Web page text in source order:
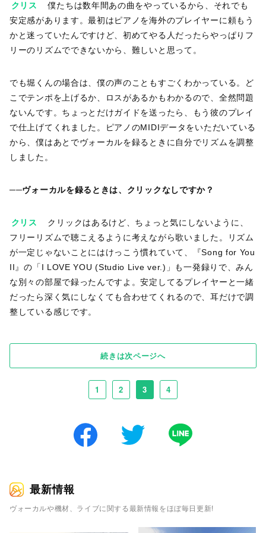
クリス
僕たちは数年間あの曲をやっているから、それでも
安定感があります。最初はピアノを海外のプレイヤーに頼もう
かと迷っていたんですけど、初めてやる人だったらやっぱりフ
リーのリズムでできないから、難しいと思って。
でも堀くんの場合は、僕の声のこともすごくわかっている。ど
こでテンポを上げるか、ロスがあるかもわかるので、全然問題
ないんです。ちょっとだけガイドを送ったら、もう彼のプレイ
で仕上げてくれました。ピアノのMIDIデータをいただいている
から、僕はあとでヴォーカルを録るときに自分でリズムを調整
しました。
──ヴォーカルを録るときは、クリックなしですか？
クリス
クリックはあるけど、ちょっと気にしないように、
フリーリズムで聴こえるように考えながら歌いました。リズム
が一定じゃないことにはけっこう慣れていて、『Song for You
II』の「I LOVE YOU (Studio Live ver.)」も一発録りで、みん
な別々の部屋で録ったんですよ。安定してるプレイヤーと一緒
だったら深く気にしなくても合わせてくれるので、耳だけで調
整している感じです。
続きは次ページへ
1 2 3 4
最新情報
ヴォーカルや機材、ライブに関する最新情報をほぼ毎日更新!